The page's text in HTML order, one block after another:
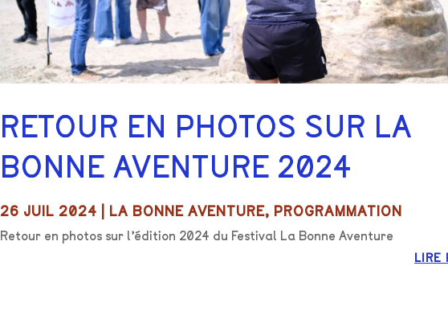
RETOUR EN PHOTOS SUR LA
BONNE AVENTURE 2024
26 JUIL 2024 LA BONNE AVENTURE, PROGRAMMATION
Retour en photos sur l’édition 2024 du Festival La Bonne Aventure
LIRE